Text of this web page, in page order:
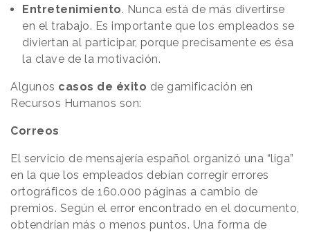
Entretenimiento. Nunca está de más divertirse
en el trabajo. Es importante que los empleados se
diviertan al participar, porque precisamente es ésa
la clave de la motivación.
Algunos casos de éxito de gamificación en
Recursos Humanos son:
Correos
El servicio de mensajería español organizó una “liga”
en la que los empleados debían corregir errores
ortográficos de 160.000 páginas a cambio de
premios. Según el error encontrado en el documento,
obtendrían más o menos puntos. Una forma de